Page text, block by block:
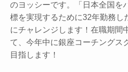
のヨッシーです。「日本全国を
標を実現するために32年勤務
にチャレンジします！在職期間
て、今年中に銀座コーチングス
目指します！